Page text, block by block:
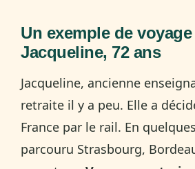
Un exemple de voyage
Jacqueline, 72 ans
Jacqueline, ancienne
retraite il y a peu. Elle a
France par le rail. En
parcouru Strasbourg,